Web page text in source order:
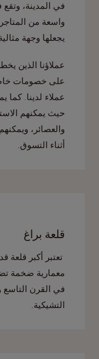
في المدينة،
واسعة من المتاجر
يجعلها وجهة
عملاؤنا الذين
على خصومات
عملاء لدينا.
حيث يمكنهم
والعصائر،
أثناء التسوق.
قلعة براغ
تعتبر أكبر
معمارية ضخمة
في القرن
التشيكية.